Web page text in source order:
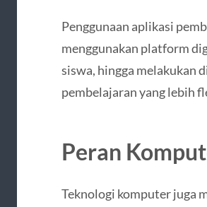
Penggunaan aplikasi
menggunakan platform
siswa, hingga melakukan
pembelajaran yang lebih
Peran
Teknologi komputer juga